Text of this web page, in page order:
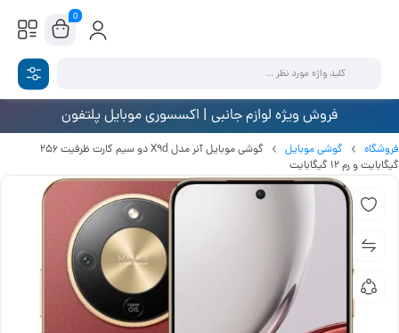
0
فروش ویژه لوازم جانبی | اکسسوری موبایل پلتفون
فروشگاه گوشی موبایل
گوشی موبایل آنر مدل X9d دو سیم کارت ظرفیت 256
گیگابایت و رم 12 گیگابایت